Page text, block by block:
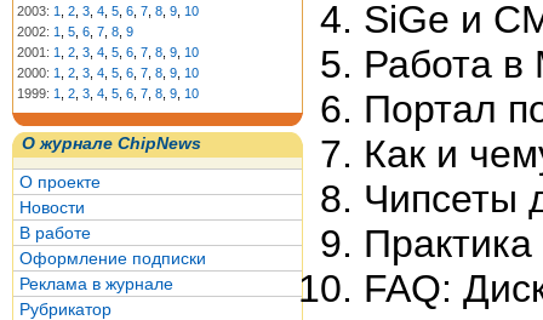
2003: 1 2 3 4 5 6 7 8 9 10
2002: 1 5 6 7 8 9
2001: 1 2 3 4 5 6 7 8 9 10
2000: 1 2 3 4 5 6 7 8 9 10
1999: 1 2 3 4 5 6 7 8 9 10
О журнале ChipNews
О проекте
Новости
В работе
Оформление подписки
Реклама в журнале
Рубрикатор
SiGe и
Работа в
Портал
Как и
Чипсеты
FAQ: